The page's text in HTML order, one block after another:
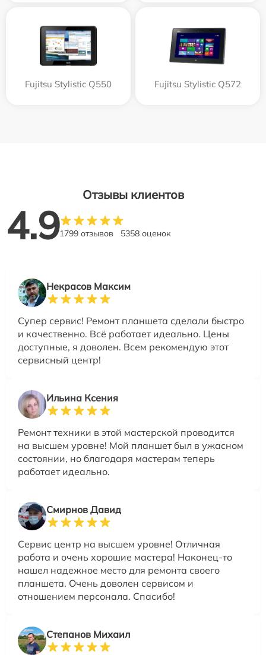
Fujitsu Stylistic Q550 Fujitsu Stylistic Q572
Отзывы клиентов
4.91799 отзывов 5358 оценок
Некрасов Максим
Супер сервис! Ремонт планшета сделали быстро
и качественно. Всё работает идеально. Цены
доступные, я доволен. Всем рекомендую этот
сервисный центр!
Ильина Ксения
Ремонт техники в этой мастерской проводится
на высшем уровне! Мой планшет был в ужасном
состоянии, но благодаря мастерам теперь
работает идеально.
Смирнов Давид
Сервис центр на высшем уровне! Отличная
работа и очень хорошие мастера! Наконец-то
нашел надежное место для ремонта своего
планшета. Очень доволен сервисом и
отношением персонала. Спасибо!
Степанов Михаил